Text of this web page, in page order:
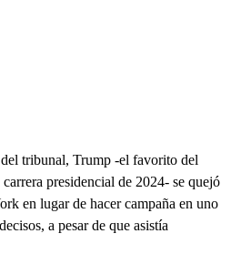
tribunal, Trump -el favorito del
presidencial de 2024- se quejó
en lugar de hacer campaña en uno
a pesar de que asistía